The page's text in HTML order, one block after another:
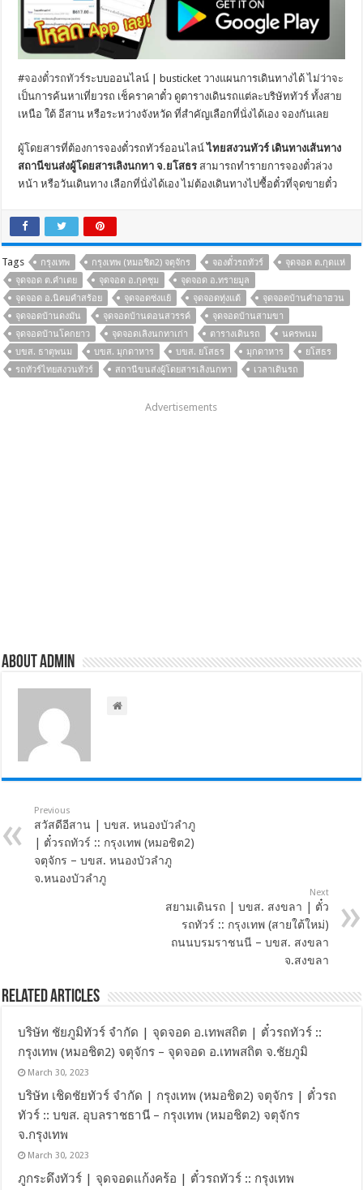
#จองตั๋วรถทัวร์ระบบออนไลน์ | busticket วางแผนการเดินทางได้ ไม่ว่าจะ
เป็นการค้นหาเที่ยวรถ เช็คราคาตั๋ว ดูตารางเดินรถแต่ละบริษัททัวร์ ทั้งสาย
เหนือ ใต้ อีสาน หรือระหว่างจังหวัด ที่สำคัญเลือกที่นั่งได้เอง จองกันเลย
ผู้โดยสารที่ต้องการจองตั๋วรถทัวร์ออนไลน์ไทยสงวนทัวร์ เดินทางเส้นทาง
สถานีขนส่งผู้โดยสารเลิงนกทา จ.ยโสธร สามารถทำรายการจองตั๋วล่วง
หน้า หรือวันเดินทาง เลือกที่นั่งได้เอง ไม่ต้องเดินทางไปซื้อตั๋วที่จุดขายตั๋ว
Tags กรุงเทพ กรุงเทพ (หมอชิต2) จตุจักร จองตั๋วรถทัวร์
จุดจอด ต.กุดแห่
จุดจอด ต.คำเตย
จุดจอด อ.กุดชุม
จุดจอด อ.ทรายมูล
จุดจอด อ.นิคมคำสร้อย
จุดจอดซ่งแย้ จุดจอดทุ่งแต้
จุดจอดบ้านคำอาฮวน
จุดจอดบ้านดงมัน
จุดจอดบ้านดอนสวรรค์
จุดจอดบ้านสามขา
จุดจอดบ้านโคกยาว
จุดจอดเลิงนกทาเก่า ตารางเดินรถ
นครพนม
บขส. ธาตุพนม
บขส. มุกดาหาร บขส. ยโสธร มุกดาหาร
ยโสธร
รถทัวร์ไทยสงวนทัวร์
สถานีขนส่งผู้โดยสารเลิงนกทา เวลาเดินรถ
Advertisements
About admin
Previous
สวัสดีอีสาน | บขส. หนองบัวลำภู
| ตั๋วรถทัวร์ :: กรุงเทพ (หมอชิต2)
จตุจักร – บขส. หนองบัวลำภู
จ.หนองบัวลำภู
Next
สยามเดินรถ | บขส. สงขลา | ตั๋ว
รถทัวร์ :: กรุงเทพ (สายใต้ใหม่)
ถนนบรมราชนนี – บขส. สงขลา
จ.สงขลา
Related Articles
บริษัท ชัยภูมิทัวร์ จำกัด | จุดจอด อ.เทพสถิต | ตั๋วรถทัวร์ ::
กรุงเทพ (หมอชิต2) จตุจักร – จุดจอด อ.เทพสถิต จ.ชัยภูมิ
March 30, 2023
บริษัท เชิดชัยทัวร์ จำกัด | กรุงเทพ (หมอชิต2) จตุจักร | ตั๋วรถ
ทัวร์ :: บขส. อุบลราชธานี – กรุงเทพ (หมอชิต2) จตุจักร
จ.กรุงเทพ
March 30, 2023
ภูกระดึงทัวร์ | จุดจอดแก้งคร้อ | ตั๋วรถทัวร์ :: กรุงเทพ